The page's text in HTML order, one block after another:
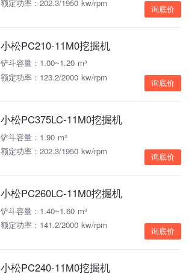
额定功率：202.3/1950 kw/rpm
询底价
小松PC210-11M0挖掘机
铲斗容量：1.00~1.20 m³
额定功率：123.2/2000 kw/rpm
询底价
小松PC375LC-11M0挖掘机
铲斗容量：1.90 m³
额定功率：202.3/1950 kw/rpm
询底价
小松PC260LC-11M0挖掘机
铲斗容量：1.40~1.60 m³
额定功率：141.2/2000 kw/rpm
询底价
小松PC240-11M0挖掘机